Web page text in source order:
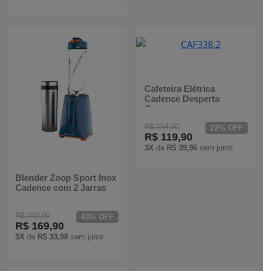
Blender Zoop Sport Inox
Cadence com 2 Jarras
R$ 299,90
R$ 169,90
5X de R$ 33,98 sem juros
43% OFF
Cafeteira Elétrica
Cadence Desperta
Contrast
R$ 154,90
R$ 119,90
3X de R$ 39,96 sem juros
22% OFF